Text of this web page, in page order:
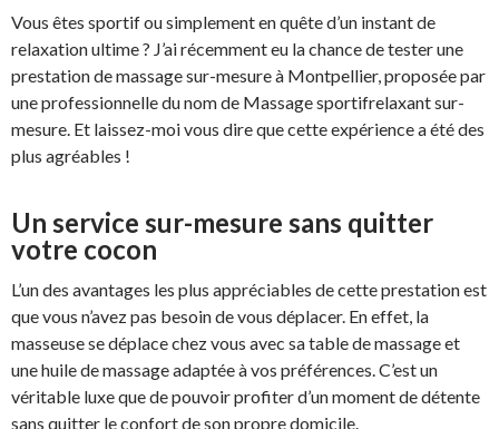
Vous êtes sportif ou simplement en quête d’un instant de
relaxation ultime ? J’ai récemment eu la chance de tester une
prestation de massage sur-mesure à Montpellier, proposée par
une professionnelle du nom de Massage sportifrelaxant sur-
mesure. Et laissez-moi vous dire que cette expérience a été des
plus agréables !
Un service sur-mesure sans quitter
votre cocon
L’un des avantages les plus appréciables de cette prestation est
que vous n’avez pas besoin de vous déplacer. En effet, la
masseuse se déplace chez vous avec sa table de massage et
une huile de massage adaptée à vos préférences. C’est un
véritable luxe que de pouvoir profiter d’un moment de détente
sans quitter le confort de son propre domicile.